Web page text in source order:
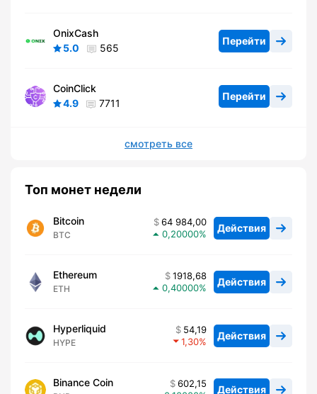
OnixCash
5.0
565
Перейти
CoinClick
4.9
7711
Перейти
смотреть все
Топ монет недели
Bitcoin
BTC
64 984,00
0,20000
Действия
Ethereum
ETH
1918,68
0,40000
Действия
Hyperliquid
HYPE
54,19
1,30
Действия
Binance Coin
602,15
Действия